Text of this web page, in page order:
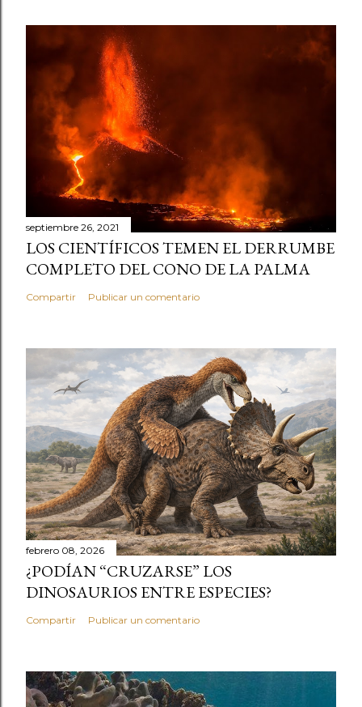
septiembre 26, 2021
LOS CIENTÍFICOS TEMEN EL DERRUMBE
COMPLETO DEL CONO DE LA PALMA
Compartir Publicar un comentario
febrero 08, 2026
¿PODÍAN “CRUZARSE” LOS
DINOSAURIOS ENTRE ESPECIES?
Compartir Publicar un comentario